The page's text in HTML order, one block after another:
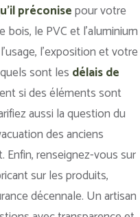
préconisepour votre
le PVC et l’aluminium
l’exposition et votre
sont les délais de
si des éléments sont
aussi la question du
des anciens
renseignez-vous sur
sur les produits,
décennale. Un artisan